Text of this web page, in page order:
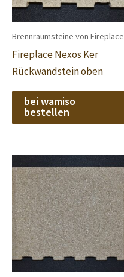
Brennraumsteine von Fireplace
Fireplace Nexos Ker
Rückwandstein oben
bei wamiso
bestellen